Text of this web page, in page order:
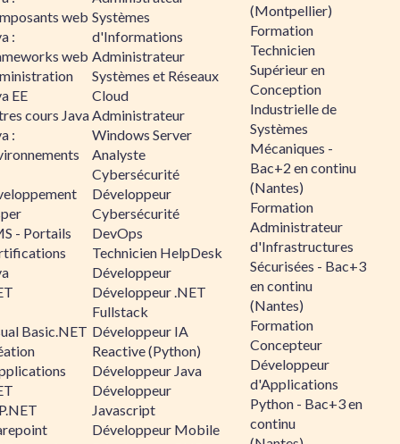
web
:
web
EE
cours Java
:
- Portails
Basic.NET
Systèmes
d'Informations
Administrateur
Systèmes et Réseaux
Cloud
Administrateur
Windows Server
Analyste
Cybersécurité
Développeur
Cybersécurité
DevOps
Technicien HelpDesk
Développeur
Développeur .NET
Fullstack
Développeur IA
Reactive (Python)
Développeur Java
Développeur
Javascript
Développeur Mobile
(Montpellier)
Formation
Technicien
Supérieur en
Conception
Industrielle de
Systèmes
Mécaniques -
Bac+2 en continu
(Nantes)
Formation
Administrateur
d'Infrastructures
Sécurisées - Bac+3
en continu
(Nantes)
Formation
Concepteur
Développeur
d'Applications
Python - Bac+3 en
continu